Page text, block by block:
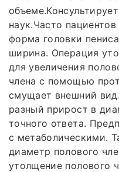
наук.Часто
форма головки
ширина. Операция
для увеличения
члена с помощью
смущает внешний
разный прирост в
точного ответа.
с метаболическими.
диаметр полового
утолщение полового